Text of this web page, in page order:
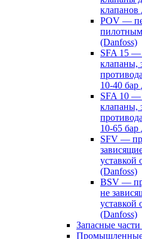
клапанов
POV —
(Danfoss)
SFA 15 —
клапаны,
10-40
SFA 10 —
клапаны,
10-65
SFV —
уставкой
(Danfoss)
BSV —
не
уставкой
(Danfoss)
Запасные
Промышленные